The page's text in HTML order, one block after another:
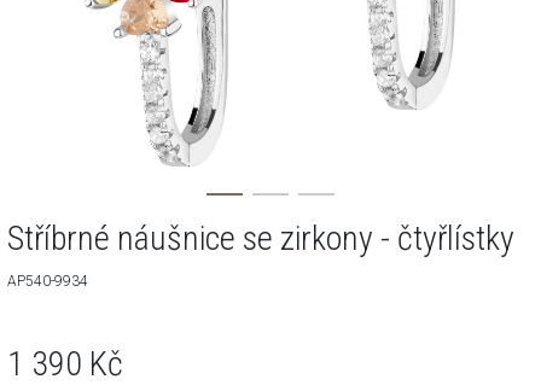
Stříbrné náušnice se zirkony - čtyřlístky
AP540-9934
1 390 Kč